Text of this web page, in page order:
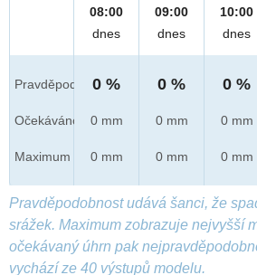
Pravděpod.
Očekáváno
Maximum
08:00
dnes
0 %
0 mm
0 mm
09:00
dnes
0 %
0 mm
0 mm
10:00
dnes
0 %
0 mm
0 mm
Pravděpodobnost udává šanci, že
srážek. Maximum zobrazuje nejvyšší
očekávaný úhrn pak
vychází ze 40 výstupů modelu.